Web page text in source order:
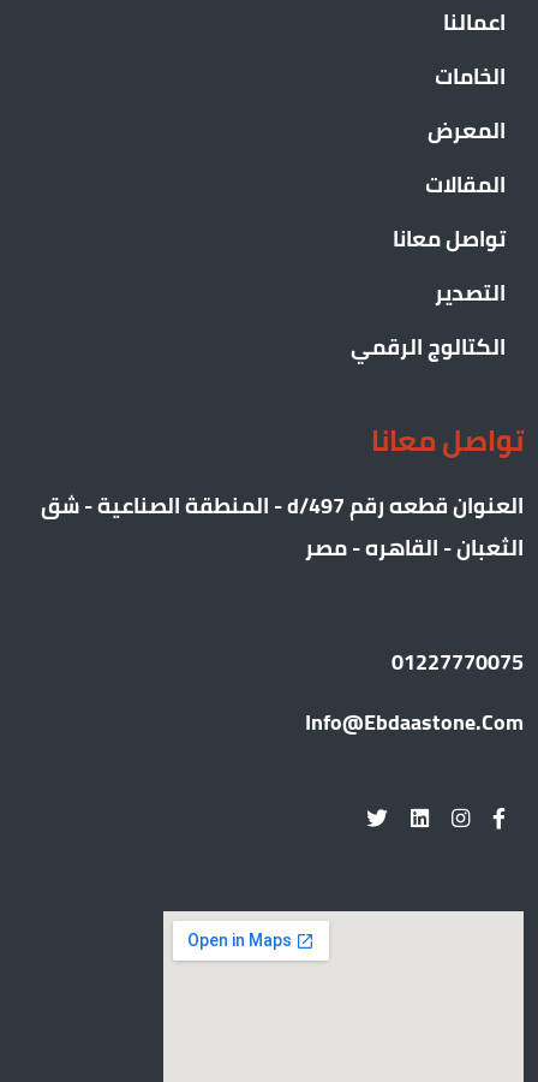
اعمالنا
الخامات
المعرض
المقالات
تواصل معانا
التصدير
الكتالوج الرقمي
تواصل معانا
العنوان قطعه رقم 497/d - المنطقة الصناعية - شق
الثعبان - القاهره - مصر
01227770075
Info@ebdaastone.com